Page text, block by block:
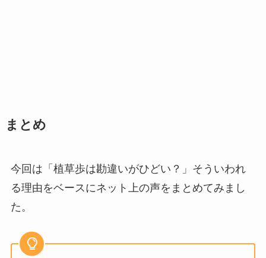
まとめ
今回は「植草歩は勘違いがひどい？」そういわれ
る理由をベースにネット上の声をまとめてみまし
た。